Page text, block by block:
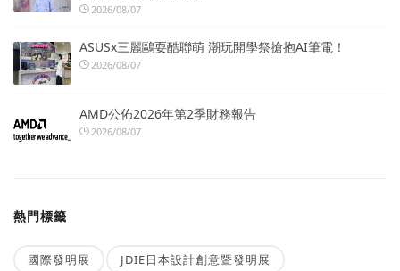
2026/08/07
ASUSx三麗鷗耍酷聯萌 潮玩開學祭搶抱AI筆電！
2026/08/07
AMD公佈2026年第2季財務報告
2026/08/07
熱門標籤
國際發明展 JDIE日本設計創意暨發明展